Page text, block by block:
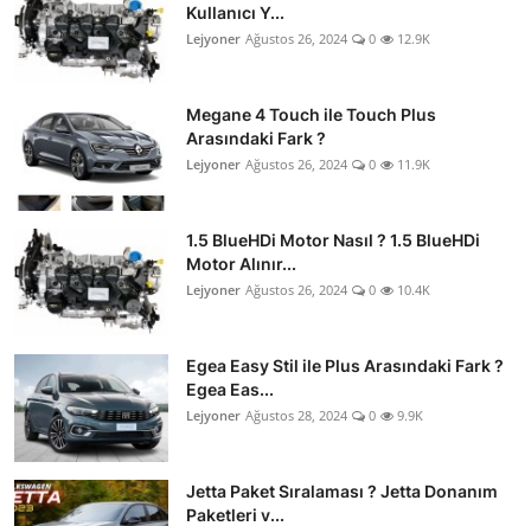
Kullanıcı Y...
Lejyoner Ağustos 26, 2024 0 12.9K
Megane 4 Touch ile Touch Plus
Arasındaki Fark ?
Lejyoner Ağustos 26, 2024 0 11.9K
1.5 BlueHDi Motor Nasıl ? 1.5 BlueHDi
Motor Alınır...
Lejyoner Ağustos 26, 2024 0 10.4K
Egea Easy Stil ile Plus Arasındaki Fark ?
Egea Eas...
Lejyoner Ağustos 28, 2024 0 9.9K
Jetta Paket Sıralaması ? Jetta Donanım
Paketleri v...